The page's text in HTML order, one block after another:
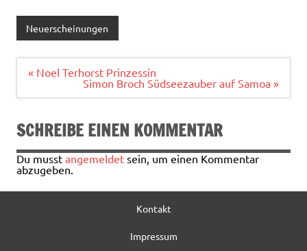
e
b
o
o
k
it
te
r
ai
l
n
Neuerscheinungen
Beitragsnavigation
« Noel Terhorst Prinzessin
Simon Broch Südseezauber auf Samoa »
SCHREIBE EINEN KOMMENTAR
Du musst angemeldet sein, um einen Kommentar
abzugeben.
Kontakt
Impressum